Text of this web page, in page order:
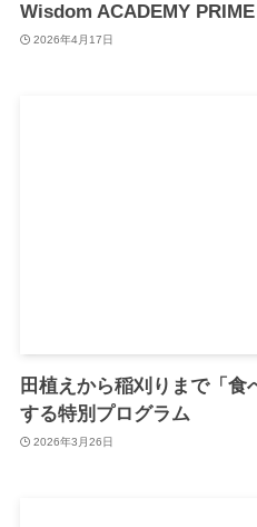
Wisdom ACADEMY
2026年4月17日
田植えから稲刈りまで「
する特別プログラム
2026年3月26日